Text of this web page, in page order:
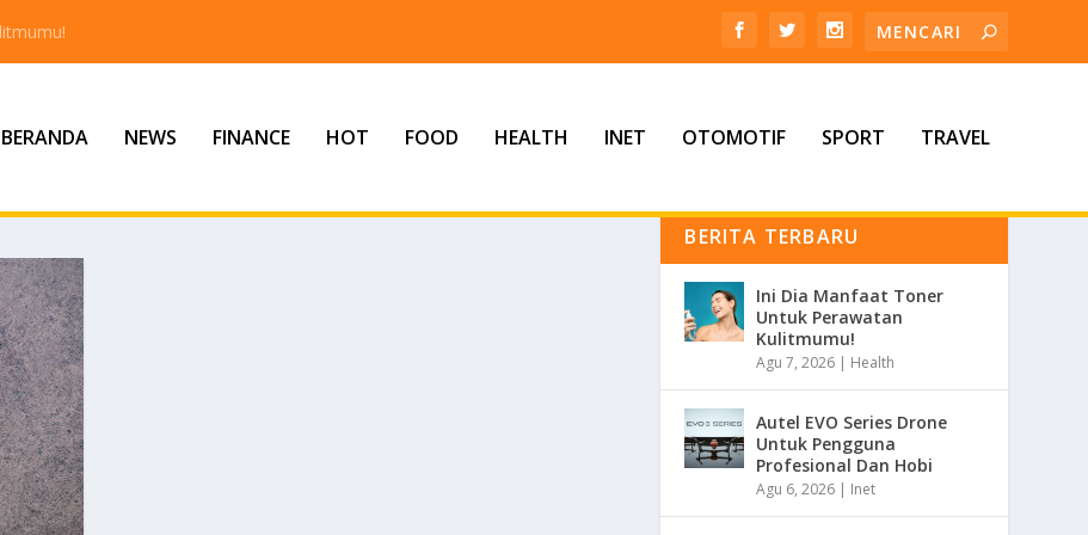
BERANDA NEWS FINANCE HOT FOOD HEALTH INET OTOMOTIF SPORT TRAVEL
BERITA TERBARU
Ini Dia Manfaat Toner
Untuk Perawatan
Kulitmumu!
Agu 7, 2026 | Health
Autel EVO Series Drone
Untuk Pengguna
Profesional Dan Hobi
Agu 6, 2026 | Inet